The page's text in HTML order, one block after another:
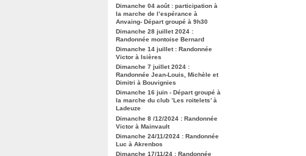
Dimanche 04 août : participation à
la marche de l’espérance à
Anvaing- Départ groupé à 9h30
Dimanche 28 juillet 2024 :
Randonnée montoise Bernard
Dimanche 14 juillet : Randonnée
Victor à Isières
Dimanche 7 juillet 2024 :
Randonnée Jean-Louis, Michèle et
Dimitri à Bouvignies
Dimanche 16 juin - Départ groupé à
la marche du club ’Les roitelets’ à
Ladeuze
Dimanche 8 /12/2024 : Randonnée
Victor à Mainvault
Dimanche 24/11/2024 : Randonnée
Luc à Akrenbos
Dimanche 17/11/24 : Randonnée